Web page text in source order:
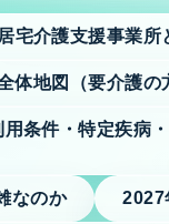
居宅介護支援事業
体地図（要介護の
条件・特定疾病
なのか 2027
ーポリ